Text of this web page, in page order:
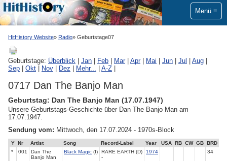
Menü
HitHistory Website Radio Geburtstage07
Geburtstage: Überblick Jan Feb Mar| Apr| Mai Jun Jul Aug
Sep
Okt Nov Dez Mehr... A-Z
0717 Dan The Banjo Man
Geburtstag: Dan The Banjo Man (17.07.1947)
Unsere Geburtstags-Geschichte über Dan The Banjo Man am
17.07.1947.
Sendung vom: Mittwoch, den 17.07.2024 - 1970s-Block
Y Nr Artist Song Record-Label Year USA RB CW GB
BRD
*
001
Dan The
Banjo Man
Black Magic (I)
RARE EARTH (D)
-
1974 34